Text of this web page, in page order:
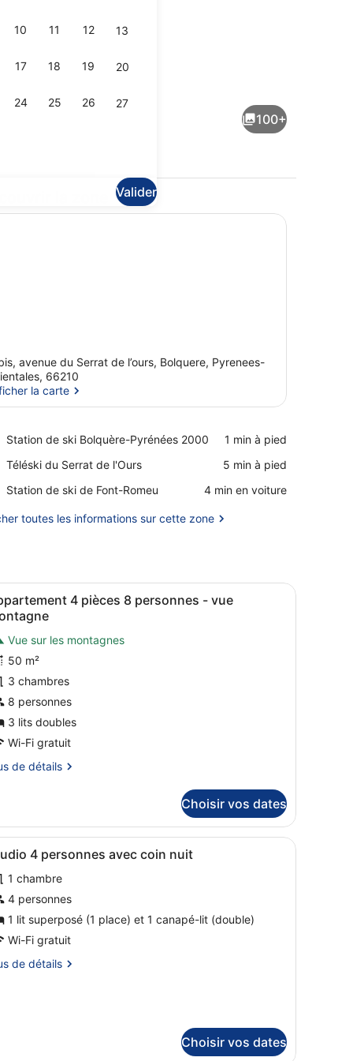
10 11 12 13
17 18 19 20
24 25 26 27
Valider
Entrée de l’hébergement
100+
avenue du Serrat de l’ours, Bolquere, Pyrenees-
66210
la carte
Station de ski Bolquère-Pyrénées 2000
Place,
de
Bolquère-
2000
‪1 min à pied‬
Téléski du Serrat de l'Ours
Place,
du
de
‪5 min à pied‬
Station de ski de Font-Romeu
Place,
de
‪4 min en voiture‬
toutes les informations sur cette zone
avec une tasse et une soucoupe, et un téléviseur fixé au mur.
une table à manger avec des chaises, un canapé, un téléviseur
:
Une chambre d’hôtel avec un lit, une
9
4 pièces 8 personnes - vue
Vue sur les montagnes
50 m²
3 chambres
8 personnes
3 lits doubles
Wi-Fi gratuit
de détails
Choisir vos dates
avec des aliments et une cuisine en arrière-plan.
Une chambre d’hôtel avec un lit, un
5 4 personnes avec coin nuit
1 chambre
4 personnes
1 lit superposé (1 place) et 1 canapé-lit (double)
Wi-Fi gratuit
de détails
Choisir vos dates